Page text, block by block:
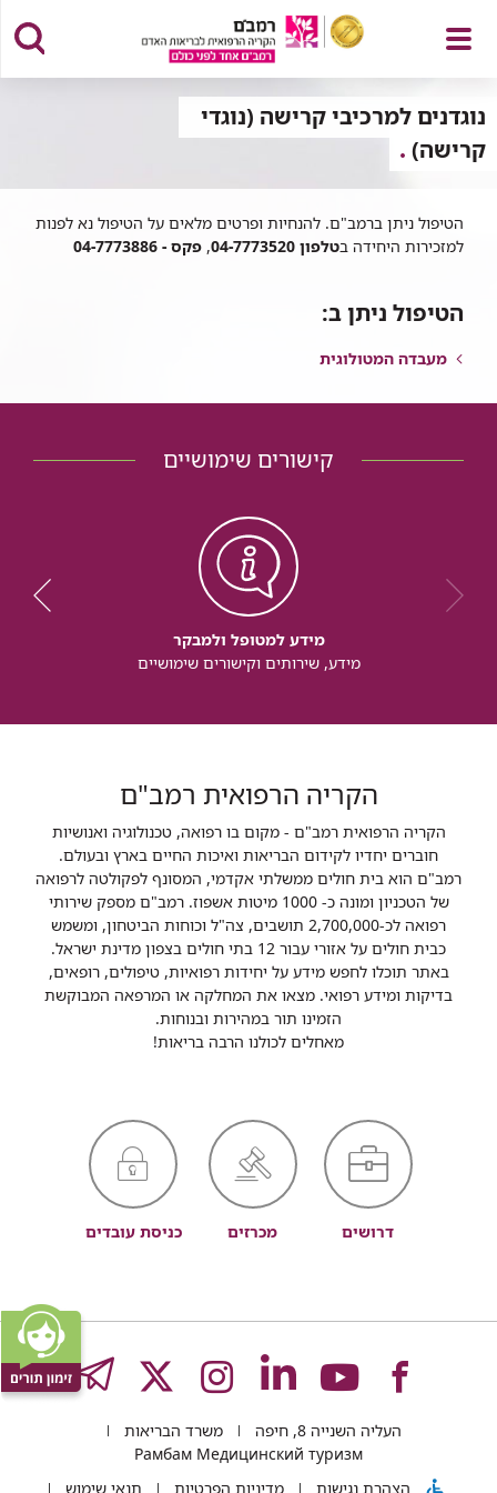
פתח
תפריט
נוגדנים למרכיבי קרישה (נוגדי
קרישה)
הטיפול ניתן ברמב"ם. להנחיות ופרטים מלאים על הטיפול נא לפנות
למזכירות היחידה בטלפון 04-7773520 , פקס - 04-7773886
הטיפול ניתן ב:
מעבדה המטולוגית
קישורים שימושיים
מידע למטופל ולמבקר
מידע, שירותים וקישורים שימושיים
הקריה הרפואית רמב"ם
הקריה הרפואית רמב"ם - מקום בו רפואה, טכנולוגיה ואנושיות
חוברים יחדיו לקידום הבריאות ואיכות החיים בארץ ובעולם.
רמב"ם הוא בית חולים ממשלתי אקדמי, המסונף לפקולטה לרפואה
של הטכניון ומונה כ- 1000 מיטות אשפוז. רמב"ם מספק שירותי
רפואה לכ-2,700,000 תושבים, צה"ל וכוחות הביטחון, ומשמש
כבית חולים על אזורי עבור 12 בתי חולים בצפון מדינת ישראל.
באתר תוכלו לחפש מידע על יחידות רפואיות, טיפולים, רופאים,
בדיקות ומידע רפואי. מצאו את המחלקה או המרפאה המבוקשת
הזמינו תור במהירות ובנוחות.
מאחלים לכולנו הרבה בריאות!
דרושים מכרזים כניסת עובדים
לעמוד
של
לעמוד
של
לעמוד
של
לעמוד
של
לעמוד
של
העליה השנייה 8, חיפה
משרד הבריאות
Рамбам Медицинский туризм
הצהרת נגישות
מדיניות הפרטיות תנאי שימוש